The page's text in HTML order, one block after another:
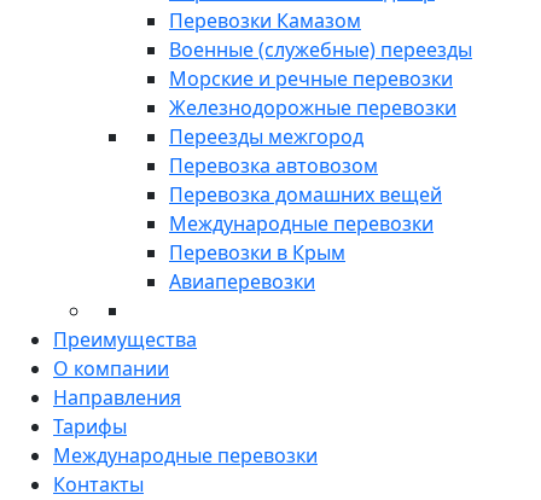
Перевозки Камазом
Военные (служебные) переезды
Морские и речные перевозки
Железнодорожные перевозки
Переезды межгород
Перевозка автовозом
Перевозка домашних вещей
Международные перевозки
Перевозки в Крым
Авиаперевозки
Преимущества
О компании
Направления
Тарифы
Международные перевозки
Контакты